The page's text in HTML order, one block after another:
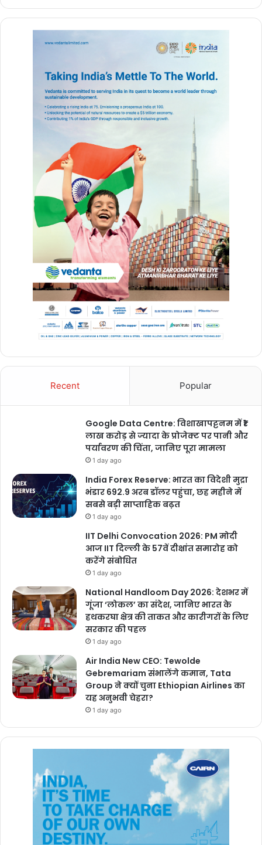
Recent Popular
Google Data Centre: विशाखापट्टनम में ₹1
लाख करोड़ से ज्यादा के प्रोजेक्ट पर पानी और
पर्यावरण की चिंता, जानिए पूरा मामला
1 day ago
India Forex Reserve: भारत का विदेशी मुद्रा
भंडार 692.9 अरब डॉलर पहुंचा, छह महीने में
सबसे बड़ी साप्ताहिक बढ़त
1 day ago
IIT Delhi Convocation 2026: PM मोदी
आज IIT दिल्ली के 57वें दीक्षांत समारोह को
करेंगे संबोधित
1 day ago
National Handloom Day 2026: देशभर में
गूंजा ‘लोकल’ का संदेश, जानिए भारत के
हथकरघा क्षेत्र की ताकत और कारीगरों के लिए
सरकार की पहल
1 day ago
Air India New CEO: Tewolde
Gebremariam संभालेंगे कमान, Tata
Group ने क्यों चुना Ethiopian Airlines का
यह अनुभवी चेहरा?
1 day ago